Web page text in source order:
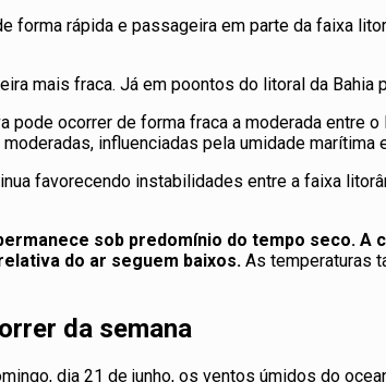
forma rápida e passageira em parte da faixa
mais fraca. Já em poontos do litoral da
pode ocorrer de forma fraca a moderada entre
influenciadas pela umidade
favorecendo instabilidades entre a faixa
sob predomínio do tempo seco. A
do ar seguem baixos. As temperaturas
da semana
dia 21 de junho, os ventos úmidos do